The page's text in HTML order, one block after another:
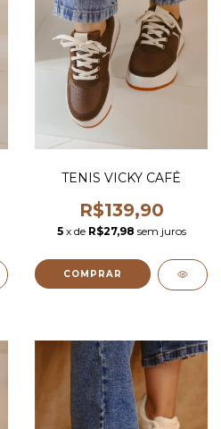
TENIS VICKY CAFÉ
R$139,90
5 x de R$27,98 sem juros
COMPRAR